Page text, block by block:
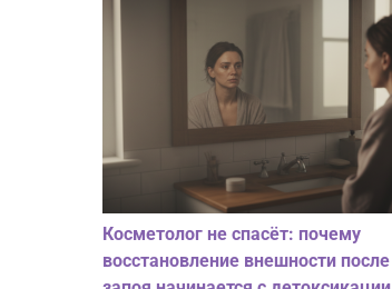
Косметолог не спасёт: почему
восстановление внешности после